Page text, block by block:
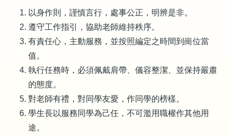
以身作則，謹慎言行，處事公正，明辨是非。
遵守工作指引，協助老師維持秩序。
有責任心，主動服務，並按照編定之時間到崗位當
值。
執行任務時，必須佩戴肩帶、儀容整潔、並保持嚴肅
的態度。
對老師有禮，對同學友愛，作同學的榜樣。
學生長以服務同學為己任，不可濫用職權作其他用
途。